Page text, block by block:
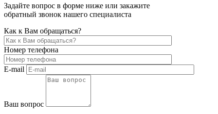
Задайте вопрос в форме ниже или закажите
обратный звонок нашего специалиста
Как к Вам обращаться?
Номер телефона
E-mail
Ваш вопрос